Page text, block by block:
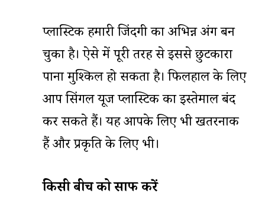
प्लास्टिक हमारी जिंदगी का अभिन्न अंग बन
चुका है। ऐसे में पूरी तरह से इससे छुटकारा
पाना मुश्किल हो सकता है। फिलहाल के लिए
आप सिंगल यूज प्लास्टिक का इस्तेमाल बंद
कर सकते हैं। यह आपके लिए भी खतरनाक
हैं और प्रकृति के लिए भी।
किसीबीचकोसाफकरें